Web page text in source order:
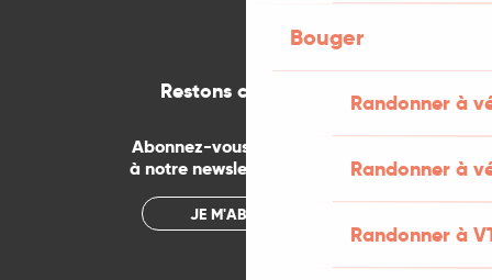
Bouger
Randonner à
Randonner à
Randonner à
Restons connectés
Abonnez-vous gratuitement
à notre newsletter mensuelle
JE M'ABONNE